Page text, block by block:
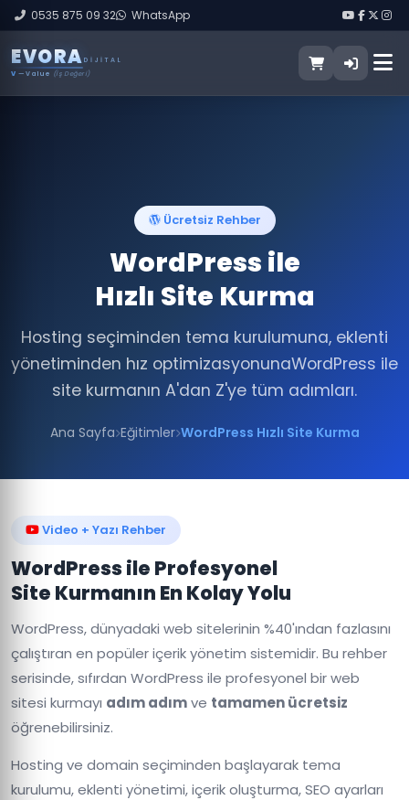
0535 875 09 32 WhatsApp
EVORA DIJITAL
V — Value (İş Değeri)
Ücretsiz Rehber
WordPress ile
Hızlı Site Kurma
Hosting seçiminden tema kurulumuna, eklenti
yönetiminden hız optimizasyonunaWordPress ile
site kurmanın A'dan Z'ye tüm adımları.
Ana Sayfa Eğitimler WordPress Hızlı Site Kurma
Video + Yazı Rehber
WordPress ile Profesyonel
Site Kurmanın En Kolay Yolu
WordPress, dünyadaki web sitelerinin %40'ından fazlasını
çalıştıran en popüler içerik yönetim sistemidir. Bu rehber
serisinde, sıfırdan WordPress ile profesyonel bir web
sitesi kurmayı adım adımve tamamen ücretsiz
öğrenebilirsiniz.
Hosting ve domain seçiminden başlayarak tema
kurulumu, eklenti yönetimi, içerik oluşturma, SEO ayarları